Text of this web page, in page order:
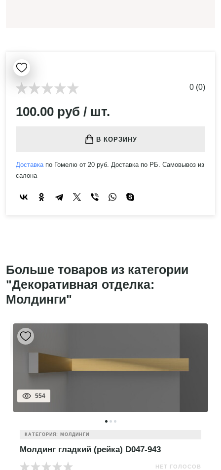
0 (0)
100.00 руб / шт.
В КОРЗИНУ
Доставкапо Гомелю от 20 руб. Доставка по РБ. Самовывоз из
салона
Больше товаров из категории
"Декоративная отделка:
Молдинги"
554
КАТЕГОРИЯ: МОЛДИНГИ
Молдинг гладкий (рейка) D047-943
НЕТ ГОЛОСОВ